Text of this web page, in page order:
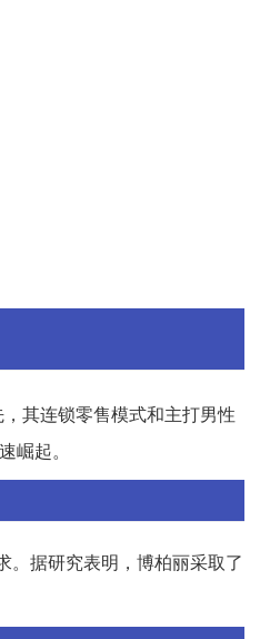
其连锁零售模式和主打男性
起。
。据研究表明，博柏丽采取了